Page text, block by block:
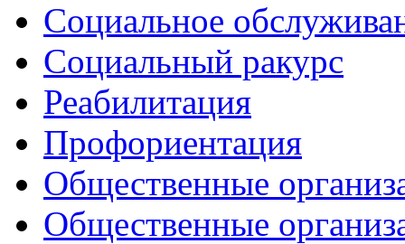
Социальное
Социальный ракурс
Реабилитация
Профориентация
Общественные
Общественные